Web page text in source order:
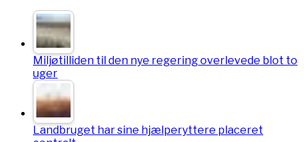
Miljøtilliden til den nye regering overlevede blot to
uger
Landbruget har sine hjælperyttere placeret